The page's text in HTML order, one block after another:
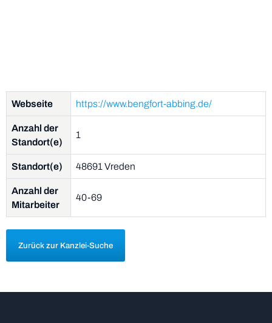
Webseite https://www.bengfort-abbing.de/
Anzahl der
Standort(e)
1
Standort(e) 48691 Vreden
Anzahl der
Mitarbeiter
40-69
Zurück zur Kanzlei-Suche